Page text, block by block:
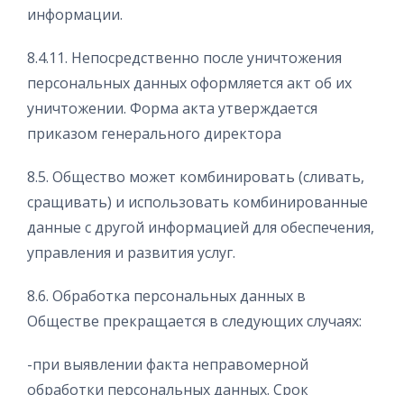
информации.
8.4.11. Непосредственно после уничтожения
персональных данных оформляется акт об их
уничтожении. Форма акта утверждается
приказом генерального директора
8.5. Общество может комбинировать (сливать,
сращивать) и использовать комбинированные
данные с другой информацией для обеспечения,
управления и развития услуг.
8.6. Обработка персональных данных в
Обществе прекращается в следующих случаях:
-при выявлении факта неправомерной
обработки персональных данных. Срок